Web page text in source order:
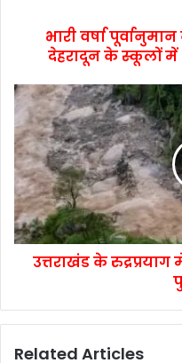
भारी वर्षा
देहरादून के स्कूलों में
उत्तराखंड के
Related Articles